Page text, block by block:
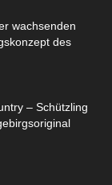
wachsenden
des
– Schützling